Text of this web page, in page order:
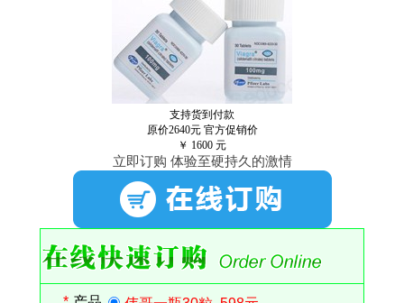
支持货到付款
原价2640元 官方促销价
￥ 1600 元
立即订购 体验至硬持久的激情